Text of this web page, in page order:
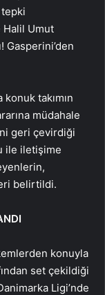
Halil Umut
Gasperini’den
takımın
müdahale
geri çevirdiği
ile iletişime
belirtildi.
konuyla
set çekildiği
Ligi’nde